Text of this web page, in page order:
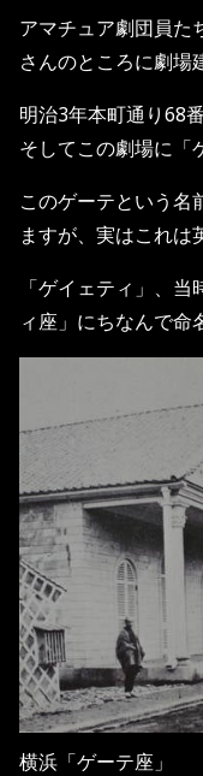
アマチュア劇団員た
さんのところに劇場
明治3年本町通り68
そしてこの劇場に「
このゲーテという名
ますが、実はこれは
「ゲイェティ」、
ィ座」にちなんで命
横浜「ゲーテ座」